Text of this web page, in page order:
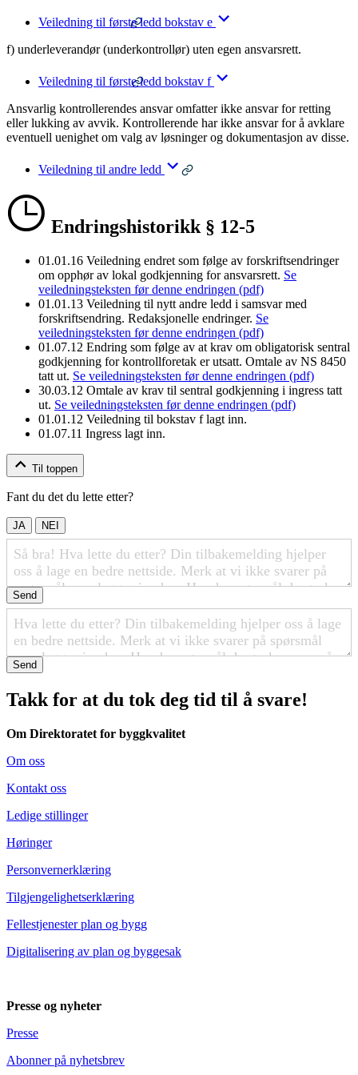
Veiledning til første ledd bokstav e
f) underleverandør (underkontrollør) uten egen ansvarsrett.
Veiledning til første ledd bokstav f
Ansvarlig kontrollerendes ansvar omfatter ikke ansvar for retting
eller lukking av avvik. Kontrollerende har ikke ansvar for å avklare
eventuell uenighet om valg av løsninger og dokumentasjon av disse.
Veiledning til andre ledd
Endringshistorikk § 12-5
01.01.16 Veiledning endret som følge av forskriftsendringer
om opphør av lokal godkjenning for ansvarsrett. Se
veiledningsteksten før denne endringen (pdf)
01.01.13 Veiledning til nytt andre ledd i samsvar med
forskriftsendring. Redaksjonelle endringer. Se
veiledningsteksten før denne endringen (pdf)
01.07.12 Endring som følge av at krav om obligatorisk sentral
godkjenning for kontrollforetak er utsatt. Omtale av NS 8450
tatt ut. Se veiledningsteksten før denne endringen (pdf)
30.03.12 Omtale av krav til sentral godkjenning i ingress tatt
ut. Se veiledningsteksten før denne endringen (pdf)
01.01.12 Veiledning til bokstav f lagt inn.
01.07.11 Ingress lagt inn.
Til toppen
Fant du det du lette etter?
JA NEI
Send
Send
Takk for at du tok deg tid til å svare!
Om Direktoratet for byggkvalitet
Om oss
Kontakt oss
Ledige stillinger
Høringer
Personvernerklæring
Tilgjengelighetserklæring
Fellestjenester plan og bygg
Digitalisering av plan og byggesak
Presse og nyheter
Presse
Abonner på nyhetsbrev